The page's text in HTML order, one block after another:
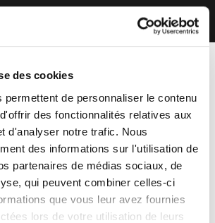
des cookies
permettent de personnaliser le contenu
des fonctionnalités relatives aux
d'analyser notre trafic. Nous
des informations sur l'utilisation de
partenaires de médias sociaux, de
qui peuvent combiner celles-ci
que vous leur avez fournies
lors de votre utilisation de leurs